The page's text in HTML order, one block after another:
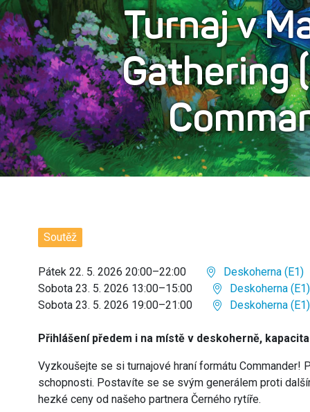
Turnaj v
Gathering
Soutěž
Pátek 22. 5. 2026 20:00–22:00
Deskoherna (E1)
Sobota 23. 5. 2026 13:00–15:00
Deskoherna (E1)
Sobota 23. 5. 2026 19:00–21:00
Deskoherna (E1)
Přihlášení předem i na místě v deskoherně,
Vyzkoušejte se si turnajové hraní formátu Commander!
schopnosti. Postavíte se se svým generálem proti
hezké ceny od našeho partnera Černého rytíře.